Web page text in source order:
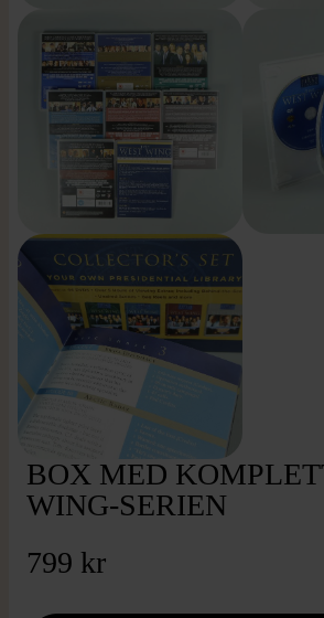
BOX MED
WING-SERIEN
799 kr